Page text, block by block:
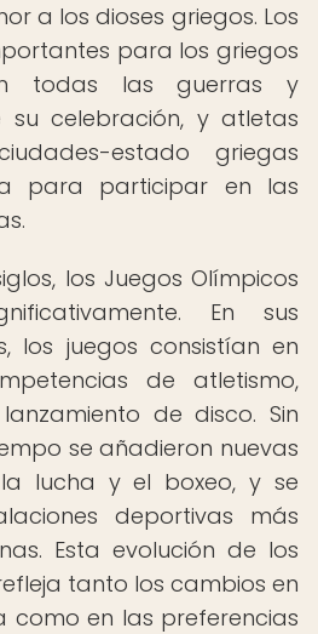
a los dioses griegos. Los
para los griegos
todas las guerras y
su celebración, y atletas
estado griegas
para participar en las
los Juegos Olímpicos
En sus
los juegos consistían en
de atletismo,
de disco. Sin
se añadieron nuevas
lucha y el boxeo, y se
deportivas más
Esta evolución de los
tanto los cambios en
como en las preferencias